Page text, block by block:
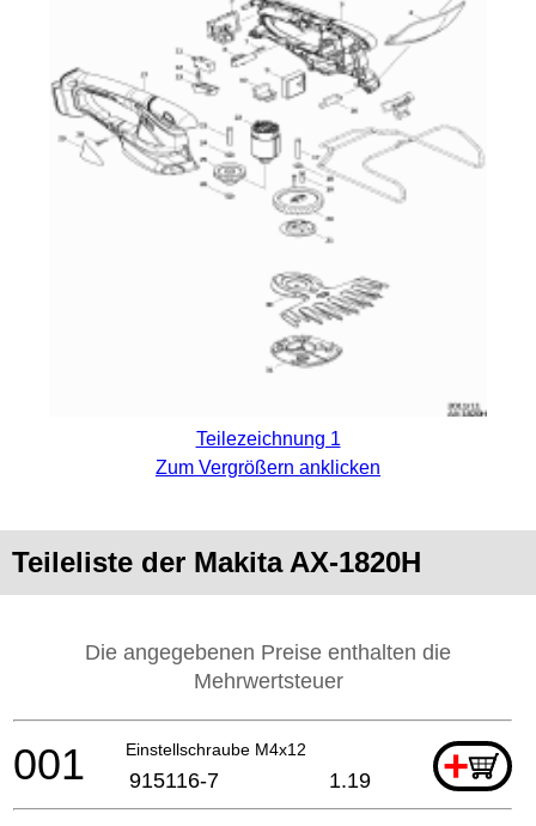
Teilezeichnung 1
Zum Vergrößern anklicken
Teileliste der Makita AX-1820H
Die angegebenen Preise enthalten die
Mehrwertsteuer
Einstellschraube M4x12 +
001 915116-7 1.19